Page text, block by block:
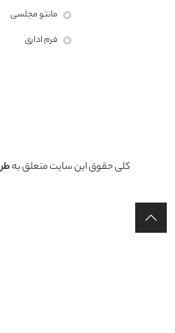
مانتو مجلسی
فرم اداری
کلی حقوق این سایت متعلق به